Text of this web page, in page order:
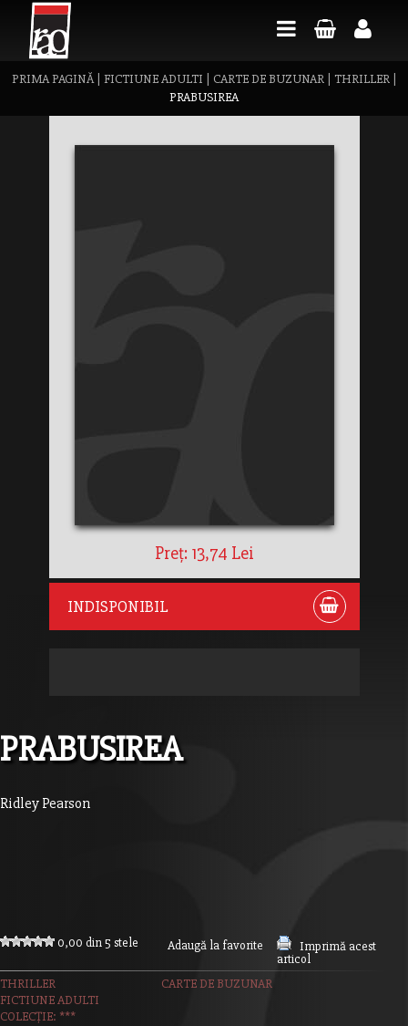
PRIMA PAGINĂ| FICTIUNE ADULTI CARTE DE BUZUNAR| THRILLER|
PRABUSIREA
Preț: 13,74 Lei
INDISPONIBIL
PRABUSIREA
Ridley Pearson
0,00 din 5 stele Adaugă la favorite
Imprimă acest
articol
THRILLER
CARTE DE BUZUNAR
FICTIUNE ADULTI
COLECȚIE: ***